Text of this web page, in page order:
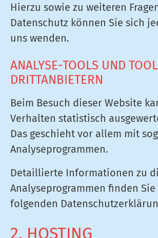
Hierzu sowie zu weiteren
Datenschutz können Sie sich
uns wenden.
ANALYSE-TOOLS UND
DRITT­ANBIETERN
Beim Besuch dieser Website
Verhalten statistisch
Das geschieht vor allem mit
Analyseprogrammen.
Detaillierte Informationen zu
Analyseprogrammen finden
folgenden
2. HOSTING